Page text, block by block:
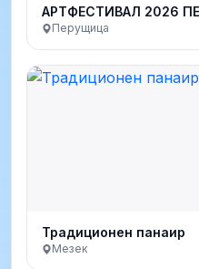
АРТФЕСТИВАЛ 2026
Перущица
Традиционен панаир
Мезек